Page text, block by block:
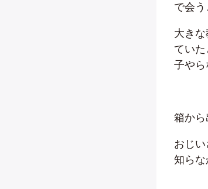
で会う
大き
てい
子やら
箱から
おじ
知らな